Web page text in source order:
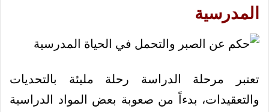
المدرسية
تعتبر مرحلة الدراسة رحلة مليئة بالتحديات
والتعقيدات، بدءاً من صعوبة بعض المواد الدراسية